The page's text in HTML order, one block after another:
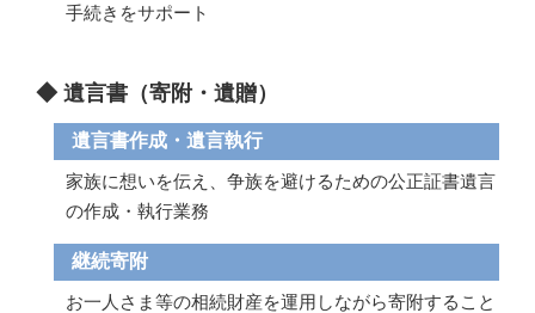
手続きをサポート
◆ 遺言書（寄附・遺贈）
遺言書作成・遺言執行
家族に想いを伝え、争族を避けるための公正証書遺言
の作成・執行業務
継続寄附
お一人さま等の相続財産を運用しながら寄附すること